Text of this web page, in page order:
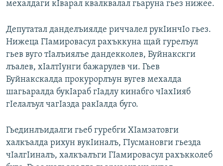
мехалдаги кIварал квалквалал гьаруна гьез нижее.
Депутатал данделъиялде риччалел рукIинчIо гьез.
Нижеца ГIамировасул рахъккуна щай гурелъул
гьев вуго тIалъиялъе дандекколев, Буйнакскги
лъалев, хIалтIунги бажарулев чи. Гьев
Буйнакскалда прокурорлъун вугев мехалда
шагьаралда букIараб гIадлу кинабго чIахIияб
гIелалъул чагIазда ракIалда буго.
Гьединлъидалги гьеб гуребги ХIамзатовги
халкъалда рихун вукIиналъ, ГIусмановги гьезда
чIалгIиналъ, халкъалъги ГIамировасул рахъкколеб